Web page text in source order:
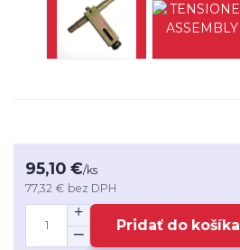
95,10 €/ks
77,32 € bez DPH
Pridať do košíka